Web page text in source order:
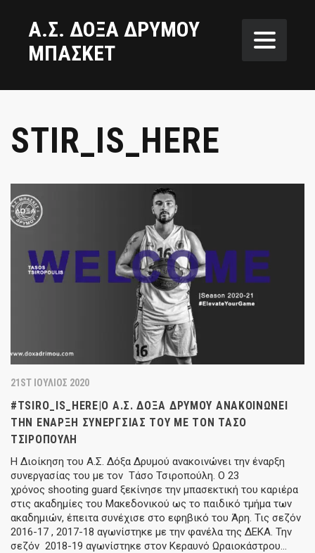
Α.Σ. ΔΟΞΑ ΔΡΥΜΟΥ
ΜΠΑΣΚΕΤ
STIR_IS_HERE
21ST ΙΟΎΛΙΟΣ 2020
#TSIRO_IS_HERE|Ο Α.Σ. ΔΌΞΑ ΔΡΥΜΟΎ ΑΝΑΚΟΙΝΏΝΕΙ
ΤΗΝ ΈΝΑΡΞΗ ΣΥΝΕΡΓΣΊΑΣ ΤΟΥ ΜΕ ΤΟΝ ΤΆΣΟ
ΤΣΙΡΟΠΟΎΛΗ
Η Διοίκηση του Α.Σ. Δόξα Δρυμού ανακοινώνει την έναρξη
συνεργασίας του με τον Τάσο Τσιροπούλη. Ο 23
χρόνος shooting guard ξεκίνησε την μπασεκτική του καριέρα
στις ακαδημίες του Μακεδονικού ως το παιδικό τμήμα των
ακαδημιών, έπειτα συνέχισε στο εφηβικό του Άρη. Τις σεζόν
2016-17 , 2017-18 αγωνίστηκε με την φανέλα της ΔΕΚΑ. Την
σεζόν 2018-19 αγωνίστηκε στον Κεραυνό Ωραιοκάστρου...